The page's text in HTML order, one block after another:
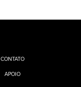
CONTATO
APOIO